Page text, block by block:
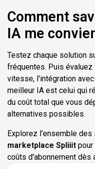
Comment
IA me
Testez chaque solution
fréquentes. Puis
vitesse, l'intégration
meilleur IA est celui qui
du coût total que vous
alternatives possibles.
Explorez l'ensemble
marketplace Spliiit
coûts d'abonnement dès